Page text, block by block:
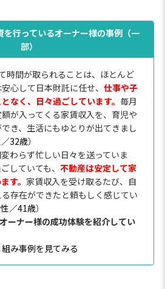
を行っているオーナー様の事例（一
部）
時間が取られることは、ほとんど
心して日本財託に任せ、 仕事や子
なく、日々過ごしています。 毎月
が入ってくる家賃収入を、育児や
き、生活にもゆとりが出てきまし
32歳）
わらず忙しい日々を送っていま
していても、 不動産は安定して家
す。 家賃収入を受け取るたび、自
存在ができたと頼もしく感じてい
／41歳）
ーナー様の成功体験を紹介してい
み事例を見てみる